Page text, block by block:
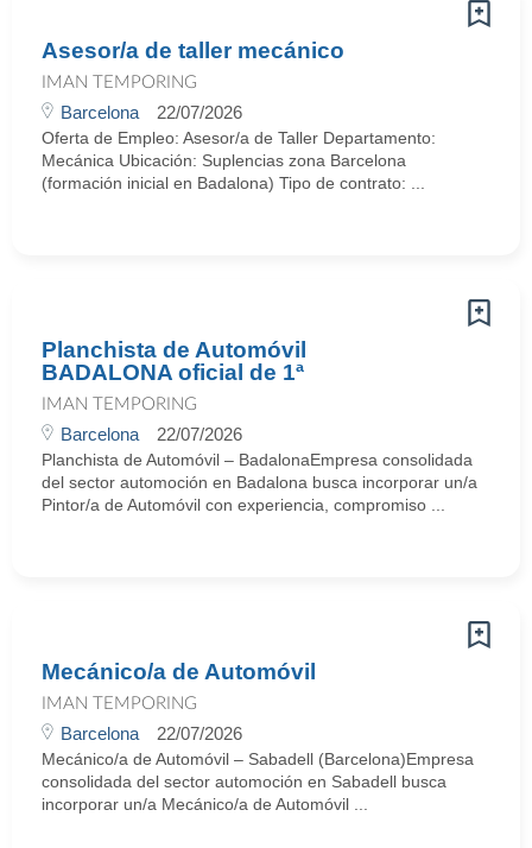
Asesor/a de taller mecánico
IMAN TEMPORING
Barcelona 22/07/2026
Oferta de Empleo: Asesor/a de Taller Departamento:
Mecánica Ubicación: Suplencias zona Barcelona
(formación inicial en Badalona) Tipo de contrato: ...
Planchista de Automóvil
BADALONA oficial de 1ª
IMAN TEMPORING
Barcelona 22/07/2026
Planchista de Automóvil – BadalonaEmpresa consolidada
del sector automoción en Badalona busca incorporar un/a
Pintor/a de Automóvil con experiencia, compromiso ...
Mecánico/a de Automóvil
IMAN TEMPORING
Barcelona 22/07/2026
Mecánico/a de Automóvil – Sabadell (Barcelona)Empresa
consolidada del sector automoción en Sabadell busca
incorporar un/a Mecánico/a de Automóvil ...